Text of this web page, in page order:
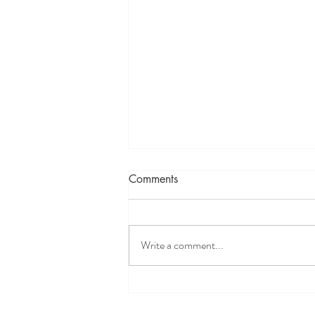
Memahami INFLAMASI
Comments
Write a comment...